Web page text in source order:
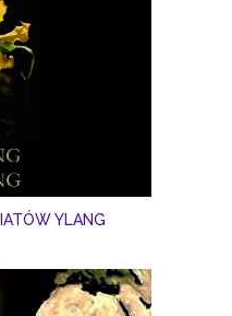
YLANG